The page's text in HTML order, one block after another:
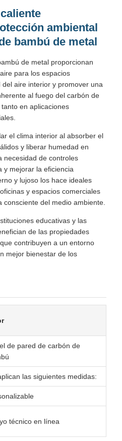
ambiental
bambú de metal
de metal proporcionan
para los espacios
aire interior y promover una
al fuego del carbón de
en aplicaciones
el clima interior al absorber el
y liberar humedad en
necesidad de controles
y mejorar la eficiencia
y lujoso los hace ideales
y espacios comerciales
del medio ambiente.
educativas y las
de las propiedades
contribuyen a un entorno
mejor bienestar de los
de pared de carbón de
las siguientes medidas:
técnico en línea